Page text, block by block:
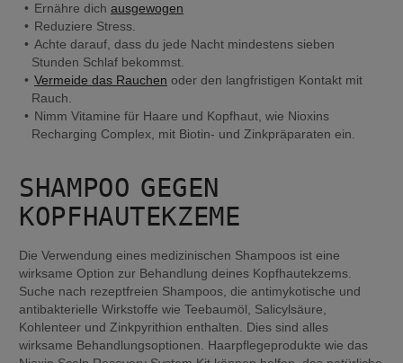
Ernähre dich ausgewogen
Reduziere Stress.
Achte darauf, dass du jede Nacht mindestens sieben
Stunden Schlaf bekommst.
Vermeide das Rauchen oder den langfristigen Kontakt mit
Rauch.
Nimm Vitamine für Haare und Kopfhaut, wie Nioxins
Recharging Complex, mit Biotin- und Zinkpräparaten ein.
SHAMPOO GEGEN
KOPFHAUTEKZEME
Die Verwendung eines medizinischen Shampoos ist eine
wirksame Option zur Behandlung deines Kopfhautekzems.
Suche nach rezeptfreien Shampoos, die antimykotische und
antibakterielle Wirkstoffe wie Teebaumöl, Salicylsäure,
Kohlenteer und Zinkpyrithion enthalten. Dies sind alles
wirksame Behandlungsoptionen. Haarpflegeprodukte wie das